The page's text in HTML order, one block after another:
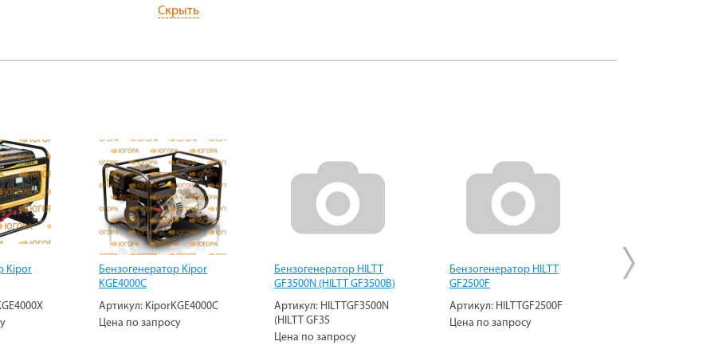
Скрыть
Kipor
Бензогенератор Kipor
KGE4000C
Артикул: KiporKGE4000C
Цена по запросу
Бензогенератор HILTT
GF3500N (HILTT GF3500B)
Артикул: HILTTGF3500N
(HILTT GF35
Цена по запросу
Бензогенератор HILTT
GF2500F
Артикул: HILTTGF2500F
Цена по запросу
Бензогенератор